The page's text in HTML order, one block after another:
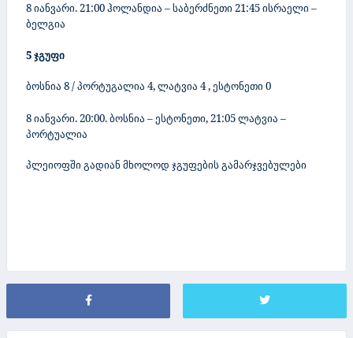
8 იანვარი. 21:00 ჰოლანდია – საბერძნეთი 21:45 ისრაელი –
ბელგია
5 ჯგუფი
ბოსნია 8 / პორტუგალია 4,ლატვია 4, ესტონეთი 0
8 იანვარი. 20:00. ბოსნია – ესტონეთი, 21:05 ლატვია –
პორტუალია
პლეიოფში გადიან მხოლოდ ჯგუფების გამარჯვებულები